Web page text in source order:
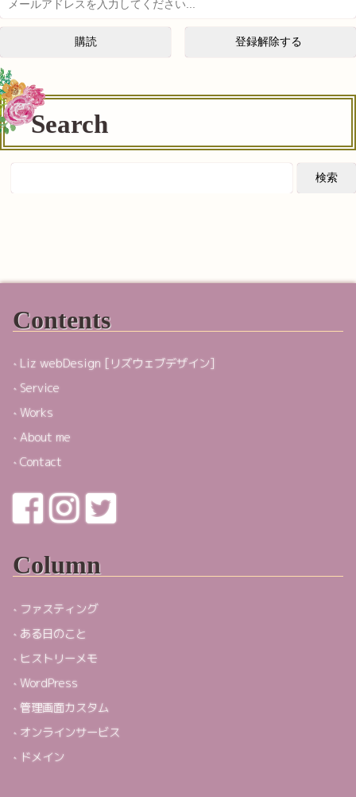
Search
Contents
Liz webDesign [リズウェブデザイン]
Service
Works
About me
Contact
Column
ファスティング
ある日のこと
ヒストリーメモ
WordPress
管理画面カスタム
オンラインサービス
ドメイン